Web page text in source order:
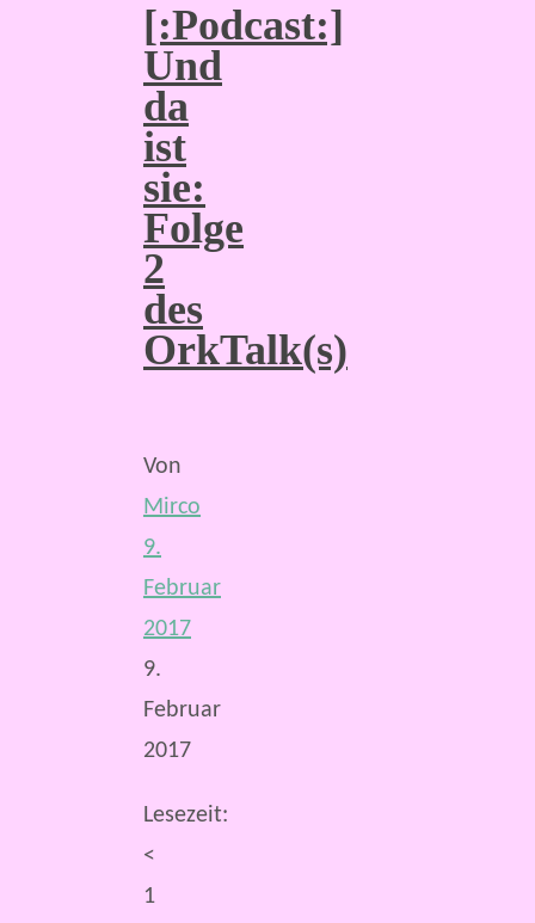
[:Podcast:]
Und
da
ist
sie:
Folge
2
des
OrkTalk(s)
Von
Mirco
9.
Februar
2017
9.
Februar
2017
Lesezeit:
<
1